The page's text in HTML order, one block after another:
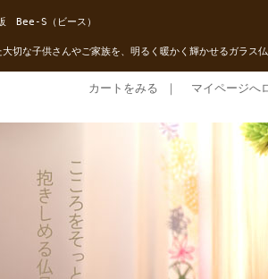
Bee-S（ビース）
大切な子供さんやご家族を、明るく暖かく輝かせるガラス
カートをみる ｜ マイページへ